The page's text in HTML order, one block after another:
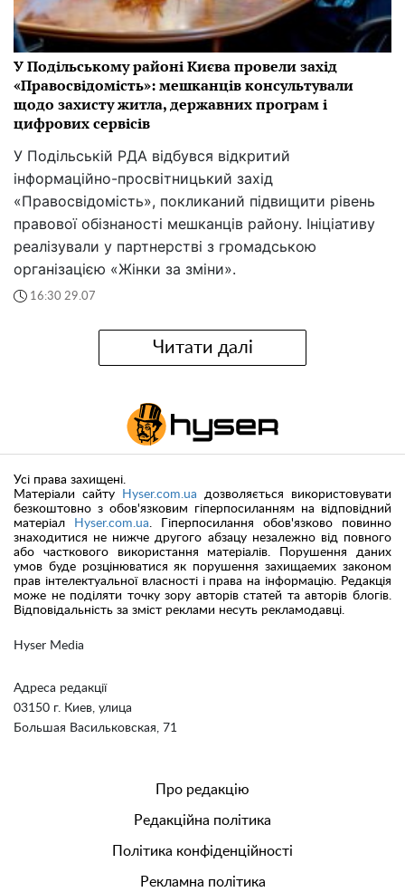
У Подільському районі Києва провели захід
«Правосвідомість»: мешканців консультували
щодо захисту житла, державних програм і
цифрових сервісів
У Подільській РДА відбувся відкритий
інформаційно-просвітницький захід
«Правосвідомість», покликаний підвищити рівень
правової обізнаності мешканців району. Ініціативу
реалізували у партнерстві з громадською
організацією «Жінки за зміни».
16:30 29.07
Читати далі
Hyser Media
Адреса редакції
03150 г. Киев, улица
Большая Васильковская, 71
Усі права захищені.
Матеріали сайту
Hyser.com.ua дозволяється використовувати
безкоштовно з обов'язковим гіперпосиланням на відповідний
матеріал
Hyser.com.ua. Гіперпосилання обов'язково повинно
знаходитися не нижче другого абзацу незалежно від повного
або часткового використання матеріалів. Порушення даних
умов буде розцінюватися як порушення захищаемих законом
прав інтелектуальної власності і права на інформацію. Редакція
може не поділяти точку зору авторів статей та авторів блогів.
Відповідальність за зміст реклами несуть рекламодавці.
Про редакцію
Редакційна політика
Політика конфіденційності
Рекламна політика